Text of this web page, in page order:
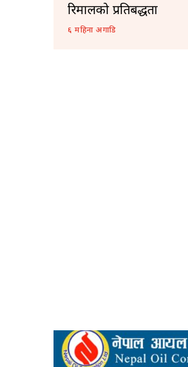
रिमालको प्रतिबद्धता
६ महिना अगाडि